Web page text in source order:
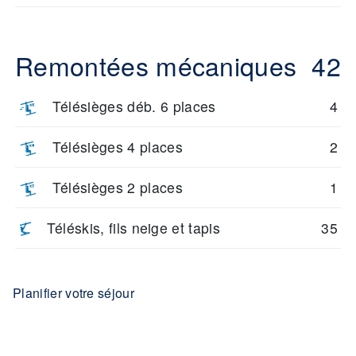
Remontées mécaniques 42
Télésièges déb. 6 places 4
Télésièges 4 places 2
Télésièges 2 places 1
Téléskis, fils neige et tapis 35
Planifier votre séjour